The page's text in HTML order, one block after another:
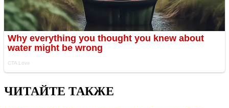
ЧИТАЙТЕ ТАКЖЕ